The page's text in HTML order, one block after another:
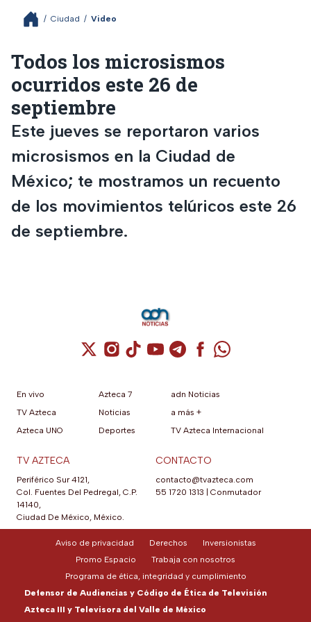
/ Ciudad / Video
Todos los microsismos
ocurridos este 26 de
septiembre
Este jueves se reportaron varios
microsismos en la Ciudad de
México; te mostramos un recuento
de los movimientos telúricos este 26
de septiembre.
Cuenta de X / Twitter (se abre en una
Cuenta de Instagram (se abre en una
Cuenta de TikTok (se abre en
Cuenta de YouTube (se abre
Cuenta de Telegram (se
Cuenta de
Cuenta de
En vivo
TV Azteca
Azteca UNO
Azteca 7
Noticias
Deportes
adn Noticias
a más +
TV Azteca Internacional
TV AZTECA
Periférico Sur 4121,
Col. Fuentes Del Pedregal, C.P.
14140,
Ciudad De México, México.
CONTACTO
contacto@tvazteca.com
55 1720 1313 | Conmutador
Aviso de privacidad Derechos
Inversionistas
Promo Espacio
Trabaja con nosotros
Programa de ética, integridad y cumplimiento
Defensor de Audiencias y Código de Ética de Televisión
Azteca III y Televisora del Valle de México